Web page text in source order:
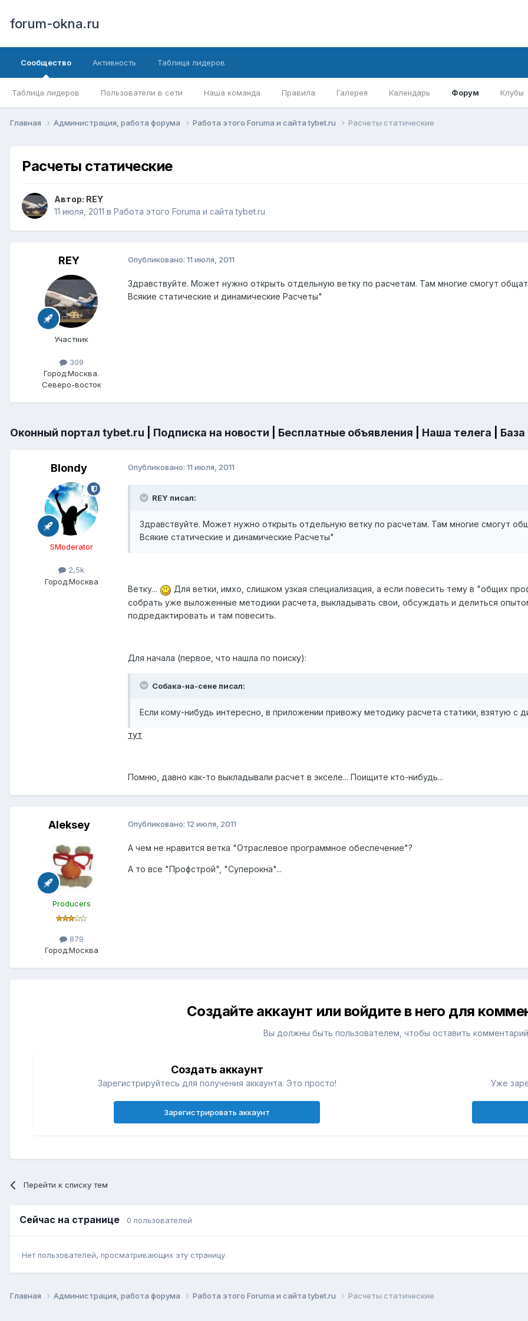
forum-okna.ru
Сообщество
Таблица лидеров Пользователи в сети Наша команда Правила Галерея Календарь Форум Клубы
Активность Таблица лидеров
Главная Администрация, работа форума Работа этого Forumа и сайта tybet.ru Расчеты статические
Расчеты статические
Автор: REY
11 июля, 2011 в Работа этого Forumа и сайта tybet.ru
REY
Участник
309
Город:Москва.
Северо-восток
Опубликовано: 11 июля, 2011
Здравствуйте. Может нужно открыть отдельную ветку по расчетам. Там многие смогут
Всякие статические и динамические Расчеты"
Оконный портал tybet.ru Подписка на новости Бесплатные объявления Наша телега
Blondy
SModerator
2,5k
Город:Москва
Опубликовано: 11 июля, 2011
REY писал:
Здравствуйте. Может нужно открыть отдельную ветку по расчетам. Там многие смогут
Всякие статические и динамические Расчеты"
Ветку...
Для ветки, имхо, слишком узкая специализация, а если повесить тему в "общих
собрать уже выложенные методики расчета, выкладывать свои, обсуждать и делиться
подредактировать и там повесить.
Для начала (первое, что нашла по поиску):
Собака-на-сене писал:
Если кому-нибудь интересно, в приложении привожу методику расчета статики, взятую с
тут
Помню, давно как-то выкладывали расчет в экселе... Поищите кто-нибудь...
Aleksey
Producers
879
Город:Москва
Опубликовано: 12 июля, 2011
А чем не нравится ветка "Отраслевое программное обеспечение"?
А то все "Профстрой", "Суперокна"...
Создайте аккаунт или войдите в него для
Вы должны быть пользователем, чтобы оставить комментарий
Создать аккаунт
Зарегистрируйтесь для получения аккаунта. Это просто!
Зарегистрировать аккаунт
Уже
Перейти к списку тем
Сейчас на странице 0 пользователей
Нет пользователей, просматривающих эту страницу.
Главная Администрация, работа форума Работа этого Forumа и сайта tybet.ru Расчеты статические